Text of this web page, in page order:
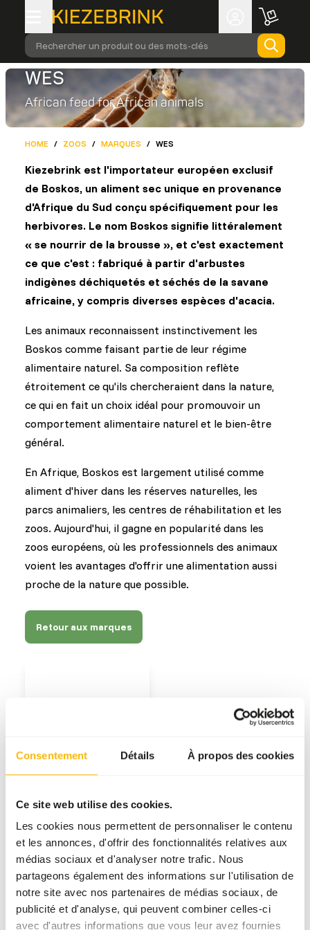
Consentement Détails À propos des cookies
Ce site web utilise des cookies.
Les cookies nous permettent de personnaliser le contenu
et les annonces, d'offrir des fonctionnalités relatives aux
médias sociaux et d'analyser notre trafic. Nous
partageons également des informations sur l'utilisation de
notre site avec nos partenaires de médias sociaux, de
publicité et d'analyse, qui peuvent combiner celles-ci
avec d'autres informations que vous leur avez fournies
Rechercher un produit ou des mots-clés
WES
African feed for African animals
HOME / ZOOS / MARQUES / WES
Kiezebrink est l'importateur européen exclusif
de Boskos, un aliment sec unique en provenance
d'Afrique du Sud conçu spécifiquement pour les
herbivores. Le nom Boskos signifie littéralement
« se nourrir de la brousse », et c'est exactement
ce que c'est : fabriqué à partir d'arbustes
indigènes déchiquetés et séchés de la savane
africaine, y compris diverses espèces d'acacia.
Les animaux reconnaissent instinctivement les
Boskos comme faisant partie de leur régime
alimentaire naturel. Sa composition reflète
étroitement ce qu'ils chercheraient dans la nature,
ce qui en fait un choix idéal pour promouvoir un
comportement alimentaire naturel et le bien-être
général.
En Afrique, Boskos est largement utilisé comme
aliment d'hiver dans les réserves naturelles, les
parcs animaliers, les centres de réhabilitation et les
zoos. Aujourd'hui, il gagne en popularité dans les
zoos européens, où les professionnels des animaux
voient les avantages d'offrir une alimentation aussi
proche de la nature que possible.
Retour aux marques
Nos marques
Il n'y a pas une seule marque qui offre la meilleure
alimentation pour tous les animaux. C'est pourquoi
nous collaborons avec plusieurs marques
respectées du monde entier. En sélectionnant